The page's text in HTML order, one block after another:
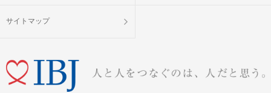
サイトマップ